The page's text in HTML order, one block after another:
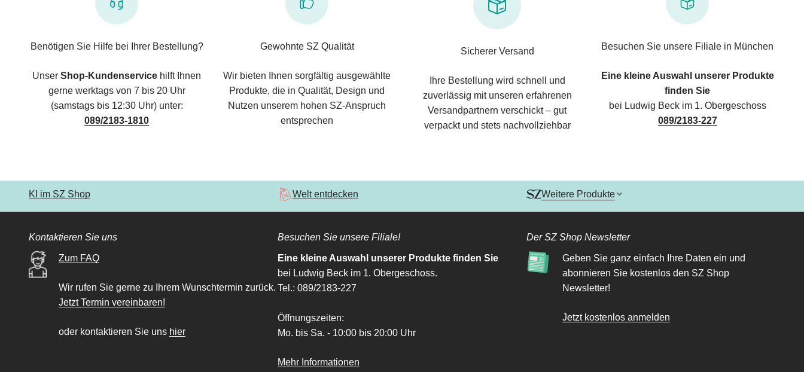
Benötigen Sie Hilfe bei Ihrer Bestellung?
Unser Shop-Kundenservice hilft Ihnen
gerne werktags von 7 bis 20 Uhr
(samstags bis 12:30 Uhr) unter:
089/2183-1810
Gewohnte SZ Qualität
Wir bieten Ihnen sorgfältig ausgewählte
Produkte, die in Qualität, Design und
Nutzen unserem hohen SZ-Anspruch
entsprechen
Sicherer Versand
Ihre Bestellung wird schnell und
zuverlässig mit unseren erfahrenen
Versandpartnern verschickt – gut
verpackt und stets nachvollziehbar
Besuchen Sie unsere Filiale in München
Eine kleine Auswahl unserer Produkte
finden Sie
bei Ludwig Beck im 1. Obergeschoss
089/2183-227
KI im SZ Shop Welt entdecken Weitere Produkte
Kontaktieren Sie uns
Zum FAQ
Wir rufen Sie gerne zu Ihrem Wunschtermin zurück.
Jetzt Termin vereinbaren!
oder kontaktieren Sie uns hier
Besuchen Sie unsere Filiale!
Eine kleine Auswahl unserer Produkte finden Sie
bei Ludwig Beck im 1. Obergeschoss.
Tel.: 089/2183-227
Öffnungszeiten:
Mo. bis Sa. - 10:00 bis 20:00 Uhr
Mehr Informationen
Der SZ Shop Newsletter
Geben Sie ganz einfach Ihre Daten ein und
abonnieren Sie kostenlos den SZ Shop
Newsletter!
Jetzt kostenlos anmelden